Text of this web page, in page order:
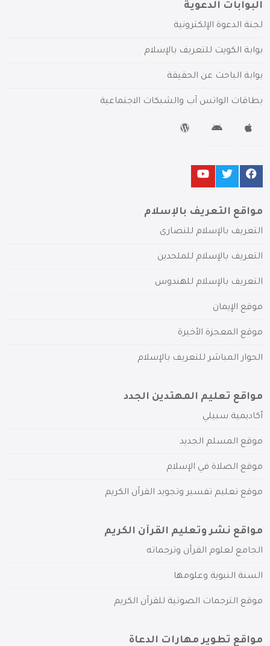
البوابات الدعوية
لجنة الدعوة الإلكترونية
بوابة الكويت للتعريف بالإسلام
بوابة الباحث عن الحقيقة
بطاقات الواتس آب والشبكات الاجتماعية
مواقع التعريف بالإسلام
التعريف بالإسلام للنصارى
التعريف بالإسلام للملحدين
التعريف بالإسلام للهندوس
موقع الإيمان
موقع المعجزة الأخيرة
الحوار المباشر للتعريف بالإسلام
مواقع تعليم المهتدين الجدد
أكاديمية سبيلي
موقع المسلم الجديد
موقع الصلاة في الإسلام
موقع تعليم تفسير وتجويد القرآن الكريم
مواقع نشر وتعليم القرآن الكريم
الجامع لعلوم القرآن وترجماته
السنة النبوية وعلومها
موقع الترجمات الصوتية للقرآن الكريم
مواقع تطوير مهارات الدعاة